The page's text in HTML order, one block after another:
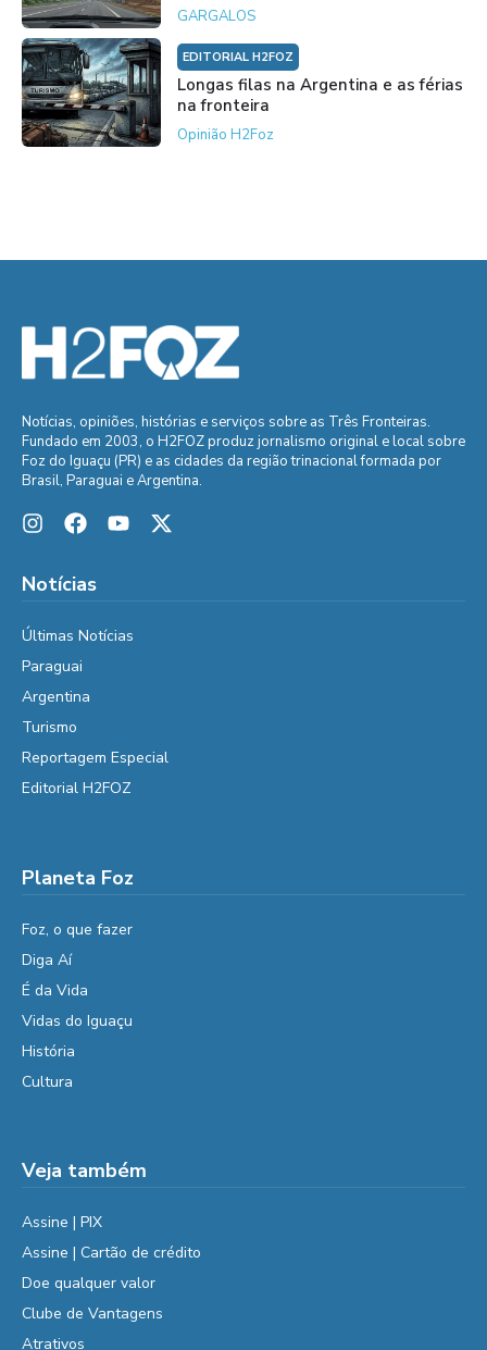
GARGALOS
EDITORIAL H2FOZ
Longas filas na Argentina e as férias
na fronteira
Opinião H2Foz
Notícias, opiniões, histórias e serviços sobre as Três Fronteiras.
Fundado em 2003, o H2FOZ produz jornalismo original e local sobre
Foz do Iguaçu (PR) e as cidades da região trinacional formada por
Brasil, Paraguai e Argentina.
Notícias
Últimas Notícias
Paraguai
Argentina
Turismo
Reportagem Especial
Editorial H2FOZ
Planeta Foz
Foz, o que fazer
Diga Aí
É da Vida
Vidas do Iguaçu
História
Cultura
Veja também
Assine | PIX
Assine | Cartão de crédito
Doe qualquer valor
Clube de Vantagens
Atrativos